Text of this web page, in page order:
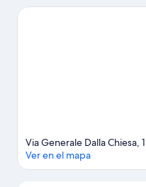
Fiore y Ponte Vecchio.
Via Generale Dalla Chiesa,
Ver en el mapa